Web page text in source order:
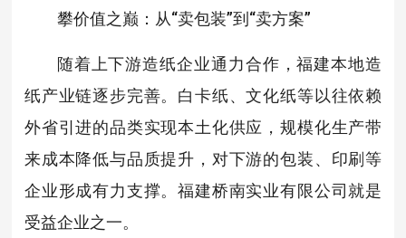
攀价值之巅：从“卖包装”到“卖方案”
随着上下游造纸企业通力合作，福建本地造
纸产业链逐步完善。白卡纸、文化纸等以往依赖
外省引进的品类实现本土化供应，规模化生产带
来成本降低与品质提升，对下游的包装、印刷等
企业形成有力支撑。福建桥南实业有限公司就是
受益企业之一。